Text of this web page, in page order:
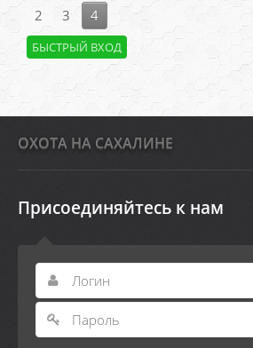
2
3 4
ОХОТА НА САХАЛИНЕ
Присоединяйтесь к нам